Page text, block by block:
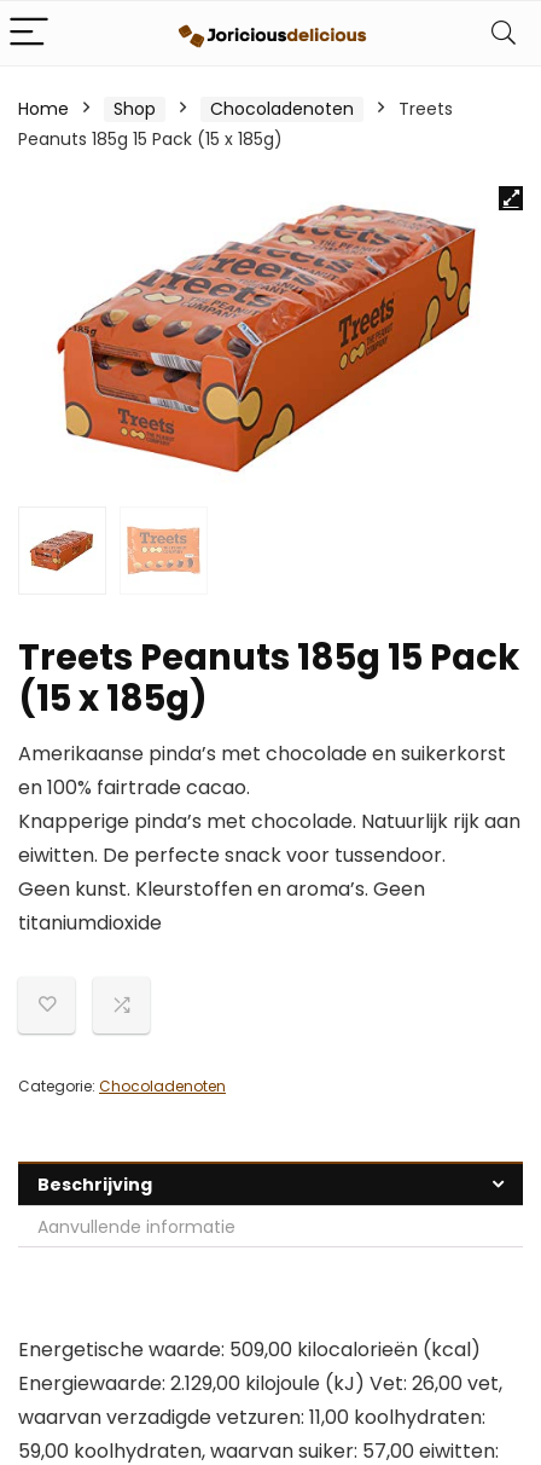
Home Shop Chocoladenoten
Treets
Peanuts 185g 15 Pack (15 x 185g)
Treets Peanuts 185g 15 Pack
(15 x 185g)
Amerikaanse pinda’s met chocolade en suikerkorst
en 100% fairtrade cacao.
Knapperige pinda’s met chocolade. Natuurlijk rijk aan
eiwitten. De perfecte snack voor tussendoor.
Geen kunst. Kleurstoffen en aroma’s. Geen
titaniumdioxide
Categorie: Chocoladenoten
Beschrijving
Aanvullende informatie
Energetische waarde: 509,00 kilocalorieën (kcal)
Energiewaarde: 2.129,00 kilojoule (kJ) Vet: 26,00 vet,
waarvan verzadigde vetzuren: 11,00 koolhydraten:
59,00 koolhydraten, waarvan suiker: 57,00 eiwitten: